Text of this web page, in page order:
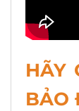
HÃY
BẢO